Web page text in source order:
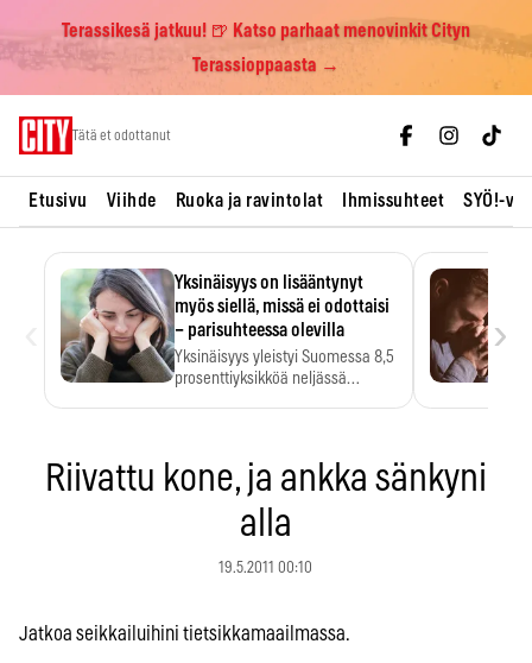
Terassikesä jatkuu! 🍺 Katso parhaat menovinkit Cityn
Terassioppaasta →
Tätä et odottanut
Etusivu Viihde Ruoka ja ravintolat Ihmissuhteet SYÖ!-
Yksinäisyys on lisääntynyt
myös siellä, missä ei odottaisi
– parisuhteessa olevilla
Yksinäisyys yleistyi Suomessa 8,5
prosenttiyksikköä neljässä
›
Riivattu kone, ja ankka sänkyni
alla
19.5.2011 00:10
Jatkoa seikkailuihini tietsikkamaailmassa.